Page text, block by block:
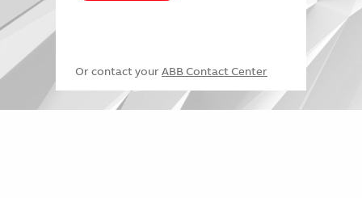
Or contact your ABB Contact Center